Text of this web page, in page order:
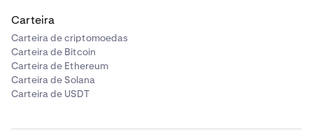
Carteira
Carteira de criptomoedas
Carteira de Bitcoin
Carteira de Ethereum
Carteira de Solana
Carteira de USDT